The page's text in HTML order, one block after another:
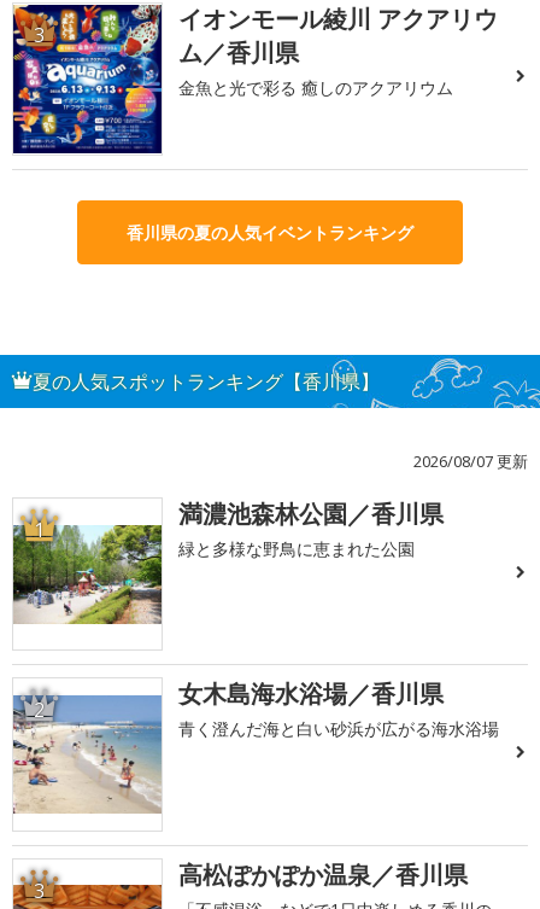
3
イオンモール綾川 アクアリウ
ム／香川県
金魚と光で彩る 癒しのアクアリウム
香川県の夏の人気イベントランキング
夏の人気スポットランキング【香川県】
2026/08/07 更新
1 満濃池森林公園／香川県
緑と多様な野鳥に恵まれた公園
2 女木島海水浴場／香川県
青く澄んだ海と白い砂浜が広がる海水浴場
3 高松ぽかぽか温泉／香川県